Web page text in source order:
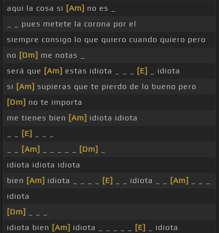
aqui la cosa si [Am] no es _
_ _ pues metete la corona por el
siempre consigo lo que quiero cuando quiero pero
no [Dm] me notas _
será que [Am] estas idiota _ _ _ [E]
_ idiota
si [Am] supieras que te pierdo de lo bueno pero
[Dm] no te importa
me tienes bien [Am] idiota idiota
[E]
[Am] [Dm]
idiota idiota idiota
bien [Am] idiota _ _ _ _ [E] _ _ idiota _ _ [Am]
idiota
[Dm]
idiota bien [Am] idiota _ _ _ _ _ [E]
_ idiota